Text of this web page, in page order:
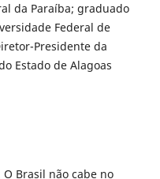
da Paraíba; graduado
Federal de
Presidente da
Estado de Alagoas
O Brasil não cabe no